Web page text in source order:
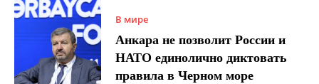
В мире
Анкара не позволит России и
НАТО единолично диктовать
правила в Черном море